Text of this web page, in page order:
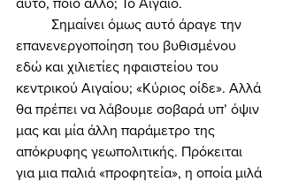
αυτό, ποιο άλλο; Το Αιγαίο.
επανενεργοποίηση του βυθισμένου
εδώ και χιλιετίες ηφαιστείου του
κεντρικού Αιγαίου; «Κύριος οίδε». Αλλά
θα πρέπει να λάβουμε σοβαρά υπ’ όψιν
μας και μία άλλη παράμετρο της
απόκρυφης γεωπολιτικής. Πρόκειται
για μια παλιά «προφητεία», η οποία μιλά